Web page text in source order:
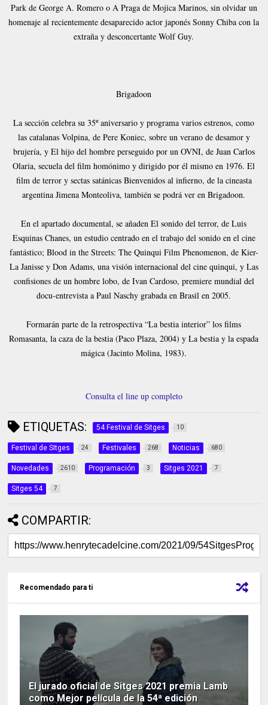
Park de George A. Romero o A Praga de Mojica Marinos, sin olvidar un
homenaje al recientemente desaparecido actor japonés Sonny Chiba con la
extraña y desconcertante Wolf Guy.
Brigadoon
La sección celebra su 35º aniversario y programa varios estrenos, como
las catalanas Volpina, de Pere Koniec, sobre un verano de desamor y
brujería, y El hijo del hombre perseguido por un OVNI, de Juan Carlos
Olaria, secuela del film homónimo y dirigido por él mismo en 1976. El
film de terror y sectas satánicas Bienvenidos al infierno, de la cineasta
argentina Jimena Monteoliva, también se podrá ver en Brigadoon.
En el apartado documental, se añaden El sonido del terror, de Luis
Esquinas Chanes, un estudio centrado en el trabajo del sonido en el cine
fantástico; Blood in the Streets: The Quinqui Film Phenomenon, de Kier-
La Janisse y Don Adams, una visión internacional del cine quinqui, y Las
confisiones de un hombre lobo, de Ivan Cardoso, premiere mundial del
docu-entrevista a Paul Naschy grabada en Brasil en 2005.
Formarán parte de la retrospectiva “La bestia interior” los films
Romasanta, la caza de la bestia (Paco Plaza, 2004) y La bestia y la espada
mágica (Jacinto Molina, 1983).
Consulta el line up completo
ETIQUETAS: 54 Festival de Sitges 10
Festival de SItges 24 Festivales 268 Noticias 680
Novedades 2610 Programación 3 Sitges 2021 7
Sitges 54 7
COMPARTIR:
Recomendado para ti
El jurado oficial de Sitges 2021 premia Lamb
como Mejor película de la 54ª edición